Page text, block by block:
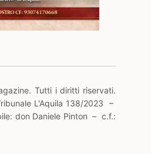
Tutti i diritti riservati.
L'Aquila 138/2023 –
don Daniele Pinton – c.f.: